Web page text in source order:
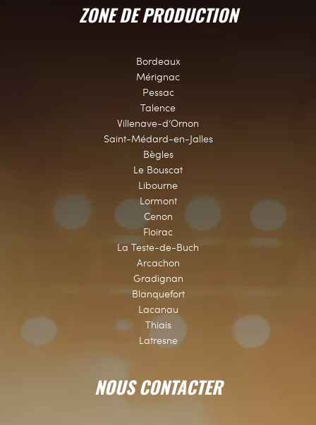
ZONE DE PRODUCTION
Bordeaux
Mérignac
Pessac
Talence
Villenave-d’Ornon
Saint-Médard-en-Jalles
Bègles
Le Bouscat
Libourne
Lormont
Cenon
Floirac
La Teste-de-Buch
Arcachon
Gradignan
Blanquefort
Lacanau
Thiais
Latresne
NOUS CONTACTER